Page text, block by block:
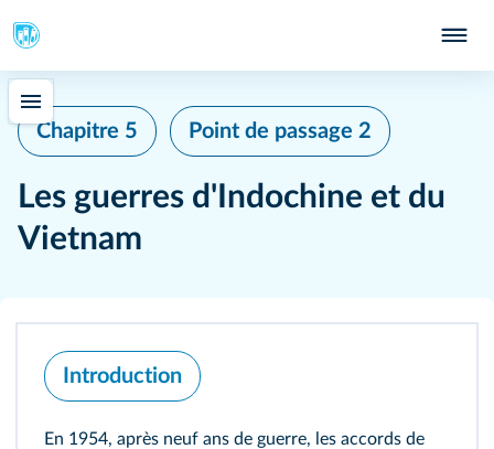
Chapitre 5 Point de passage 2
Les guerres d'Indochine et du
Vietnam
Introduction
En 1954, après neuf ans de guerre, les accords de